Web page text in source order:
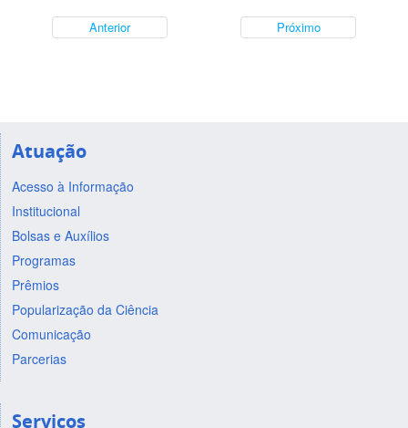
Anterior Próximo
Atuação
Acesso à Informação
Institucional
Bolsas e Auxílios
Programas
Prêmios
Popularização da Ciência
Comunicação
Parcerias
Serviços